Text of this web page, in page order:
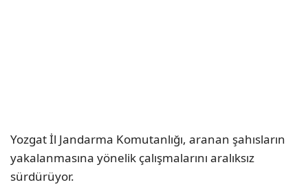
Yozgat İl Jandarma Komutanlığı, aranan şahısların
yakalanmasına yönelik çalışmalarını aralıksız
sürdürüyor.